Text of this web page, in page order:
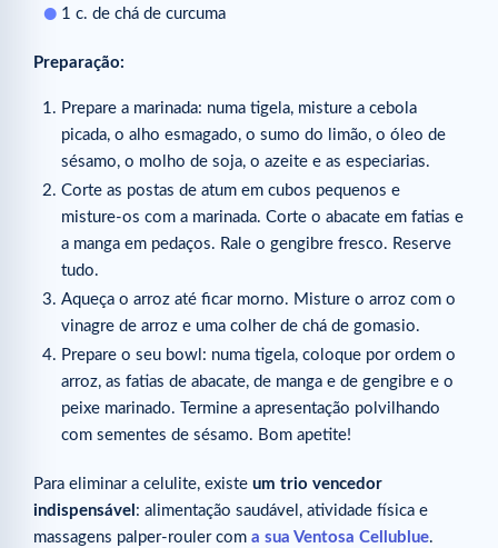
1 c. de chá de curcuma
Preparação:
Prepare a marinada: numa tigela, misture a cebola
picada, o alho esmagado, o sumo do limão, o óleo de
sésamo, o molho de soja, o azeite e as especiarias.
Corte as postas de atum em cubos pequenos e
misture-os com a marinada. Corte o abacate em fatias e
a manga em pedaços. Rale o gengibre fresco. Reserve
tudo.
Aqueça o arroz até ficar morno. Misture o arroz com o
vinagre de arroz e uma colher de chá de gomasio.
Prepare o seu bowl: numa tigela, coloque por ordem o
arroz, as fatias de abacate, de manga e de gengibre e o
peixe marinado. Termine a apresentação polvilhando
com sementes de sésamo. Bom apetite!
Para eliminar a celulite, existe um trio vencedor
indispensável : alimentação saudável, atividade física e
massagens palper-rouler com a sua Ventosa Cellublue.